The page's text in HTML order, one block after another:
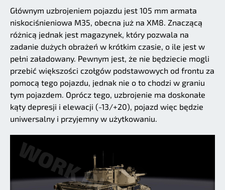
Głównym uzbrojeniem pojazdu jest 105 mm armata
niskociśnieniowa M35, obecna już na XM8. Znaczącą
różnicą jednak jest magazynek, który pozwala na
zadanie dużych obrażeń w krótkim czasie, o ile jest w
pełni załadowany. Pewnym jest, że nie będziecie mogli
przebić większości czołgów podstawowych od frontu za
pomocą tego pojazdu, jednak nie o to chodzi w graniu
tym pojazdem. Oprócz tego, uzbrojenie ma doskonałe
kąty depresji i elewacji (-13/+20), pojazd więc będzie
uniwersalny i przyjemny w użytkowaniu.